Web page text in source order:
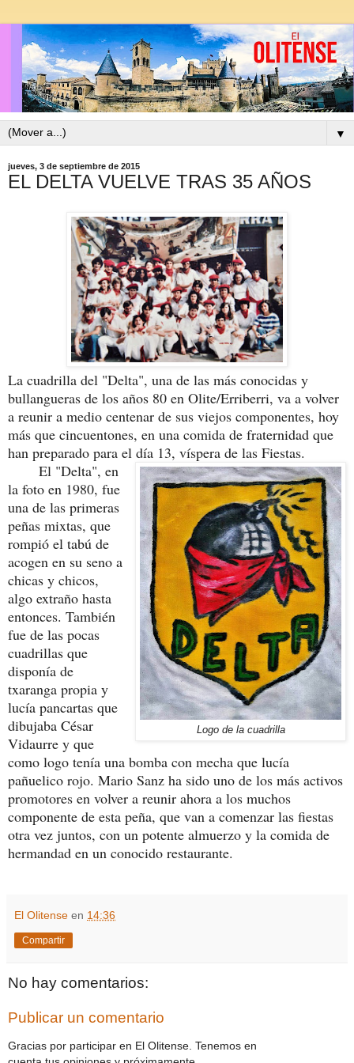
▼
jueves, 3 de septiembre de 2015
EL DELTA VUELVE TRAS 35 AÑOS
La cuadrilla del "Delta", una de las más conocidas y
bullangueras de los años 80 en Olite/Erriberri, va a volver
a reunir a medio centenar de sus viejos componentes, hoy
más que cincuentones, en una comida de fraternidad que
han preparado para el día 13, víspera de las Fiestas.
Logo de la cuadrilla
El "Delta", en
la foto en 1980, fue
una de las primeras
peñas mixtas, que
rompió el tabú de
acogen en su seno a
chicas y chicos,
algo extraño hasta
entonces. También
fue de las pocas
cuadrillas que
disponía de
txaranga propia y
lucía pancartas que
dibujaba César
Vidaurre y que
como logo tenía una bomba con mecha que lucía
pañuelico rojo. Mario Sanz ha sido uno de los más activos
promotores en volver a reunir ahora a los muchos
componente de esta peña, que van a comenzar las fiestas
otra vez juntos, con un potente almuerzo y la comida de
hermandad en un conocido restaurante.
El Olitense en 14:36
Compartir
No hay comentarios:
Publicar un comentario
Gracias por participar en El Olitense. Tenemos en